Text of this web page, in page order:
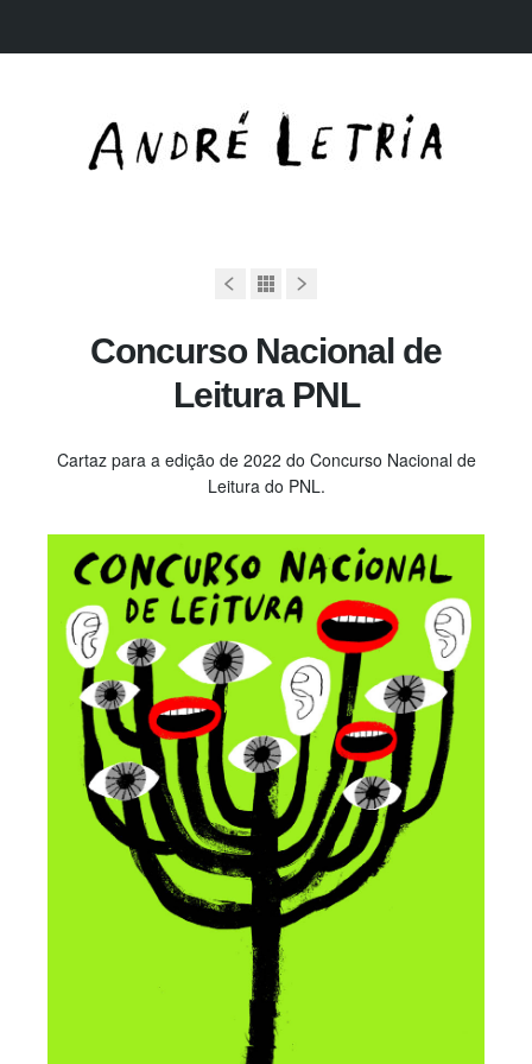
Concurso Nacional de
Leitura PNL
Cartaz para a edição de 2022 do Concurso Nacional de
Leitura do PNL.